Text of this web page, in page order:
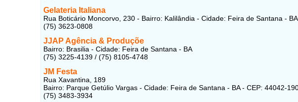
Gelateria Italiana
Rua Boticário Moncorvo, 230 - Bairro: Kalilândia - Cidade: Feira de Santana - BA
(75) 3623-0808
JJAP Agência & Produçõe
Bairro: Brasilia - Cidade: Feira de Santana - BA
(75) 3225-4139 / (75) 8105-4748
JM Festa
Rua Xavantina, 189
Bairro: Parque Getúlio Vargas - Cidade: Feira de Santana - BA - CEP: 44042-
(75) 3483-3934